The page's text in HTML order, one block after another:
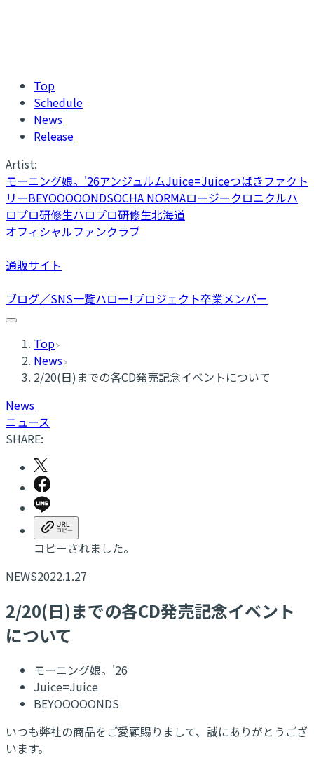
Top
Schedule
News
Release
Artist:
モーニング娘。'26アンジュルムJuice=Juiceつばきファクト
リーBEYOOOOONDSOCHA NORMAロージークロニクルハ
ロプロ研修生ハロプロ研修生北海道
オフィシャルファンクラブ
通販サイト
ブログ／SNS一覧ハロー!プロジェクト卒業メンバー
Top
News
2/20(日)までの各CD発売記念イベントについて
News
ニュース
SHARE:
コピーされました。
NEWS2022.1.27
2/20(日)までの各CD発売記念イベント
について
モーニング娘。'26
Juice=Juice
BEYOOOOONDS
いつも弊社の商品をご愛顧賜りまして、誠にありがとうござ
います。